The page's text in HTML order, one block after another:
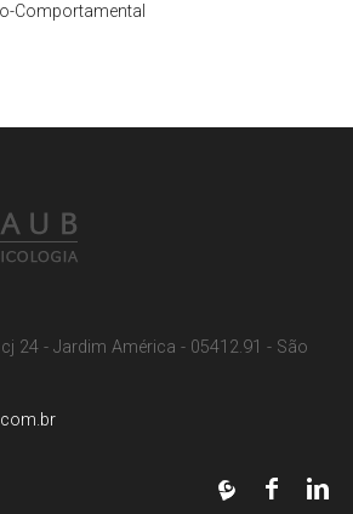
Comportamental
24 - Jardim América - 05412.91 - São